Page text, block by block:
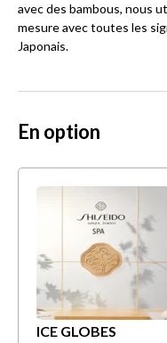
avec des bambous, nous
mesure avec toutes les
Japonais.
En option
ICE GLOBES